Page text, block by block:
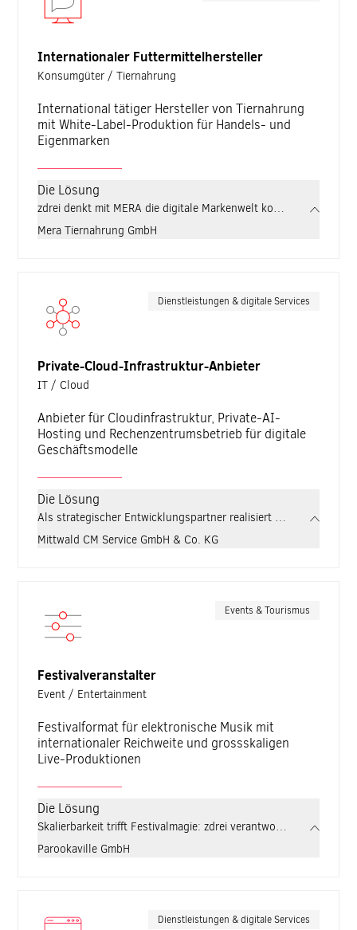
Internationaler Futtermittelhersteller
Konsumgüter / Tiernahrung
International tätiger Hersteller von Tiernahrung
mit White-Label-Produktion für Handels- und
Eigenmarken
Die Lösung
zdrei denkt mit MERA die digitale Markenwelt konsequent
Mera Tiernahrung GmbH
Dienstleistungen & digitale Services
Private-Cloud-Infrastruktur-Anbieter
IT / Cloud
Anbieter für Cloudinfrastruktur, Private-AI-
Hosting und Rechenzentrumsbetrieb für digitale
Geschäftsmodelle
Die Lösung
Als strategischer Entwicklungspartner realisiert zdrei für
Mittwald CM Service GmbH & Co. KG
Events & Tourismus
Festivalveranstalter
Event / Entertainment
Festivalformat für elektronische Musik mit
internationaler Reichweite und grossskaligen
Live-Produktionen
Die Lösung
Skalierbarkeit trifft Festivalmagie: zdrei verantwortet für
Parookaville GmbH
Dienstleistungen & digitale Services